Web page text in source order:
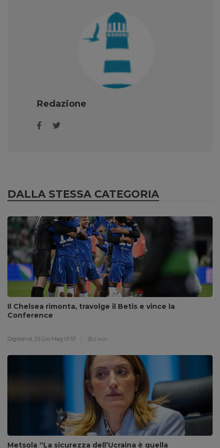
Redazione
DALLA STESSA CATEGORIA
Il Chelsea rimonta, travolge il Betis e vince la
Conference
Digitrend, 25 Gio Mag 01:57 2 min
Metsola “La sicurezza dell’Ucraina è quella